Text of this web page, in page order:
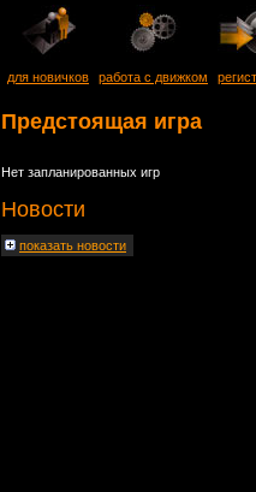
для новичков работа с движком
Предстоящая игра
Нет запланированных игр
Новости
показать новости